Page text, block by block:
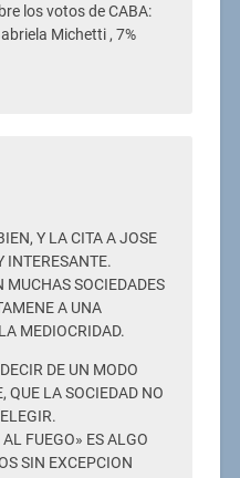
los votos de CABA:
Michetti , 7%
Y LA CITA A JOSE
INTERESANTE.
MUCHAS SOCIEDADES
A UNA
MEDIOCRIDAD.
DE UN MODO
QUE LA SOCIEDAD NO
FUEGO» ES ALGO
SIN EXCEPCION